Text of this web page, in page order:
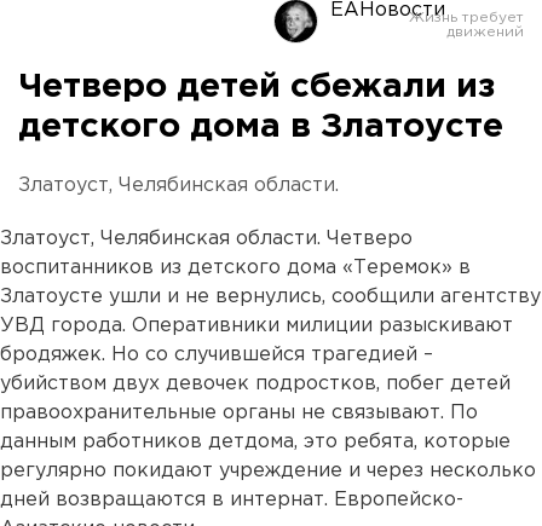
ЕАНовости
Четверо детей сбежали из
детского дома в Златоусте
Златоуст, Челябинская области.
Златоуст, Челябинская области. Четверо
воспитанников из детского дома «Теремок» в
Златоусте ушли и не вернулись, сообщили агентству
УВД города. Оперативники милиции разыскивают
бродяжек. Но со случившейся трагедией –
убийством двух девочек подростков, побег детей
правоохранительные органы не связывают. По
данным работников детдома, это ребята, которые
регулярно покидают учреждение и через несколько
дней возвращаются в интернат. Европейско-